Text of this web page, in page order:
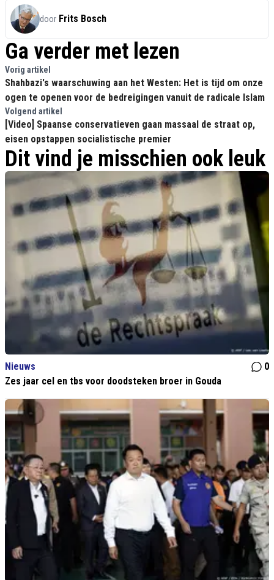
door Frits Bosch
Ga verder met lezen
Vorig artikel
Shahbazi's waarschuwing aan het Westen: Het is tijd om onze
ogen te openen voor de bedreigingen vanuit de radicale Islam
Volgend artikel
[Video] Spaanse conservatieven gaan massaal de straat op,
eisen opstappen socialistische premier
Dit vind je misschien ook leuk
Nieuws
0
Zes jaar cel en tbs voor doodsteken broer in Gouda